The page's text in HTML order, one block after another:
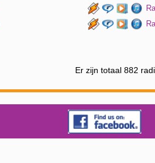
Er zijn totaal 882